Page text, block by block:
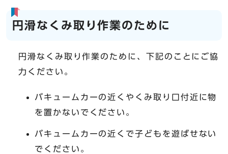
円滑なくみ取り作業のために
円滑なくみ取り作業のために、下記のことにご協
力ください。
バキュームカーの近くやくみ取り口付近に物
を置かないでください。
バキュームカーの近くで子どもを遊ばせない
でください。